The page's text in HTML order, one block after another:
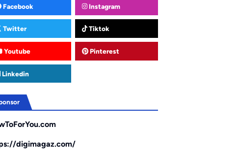
Facebook Instagram
Twitter Tiktok
Youtube Pinterest
Linkedin
digimagaz.com/